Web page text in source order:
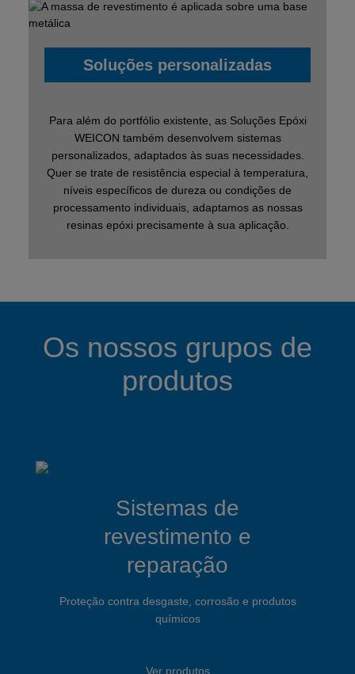
Soluções personalizadas
Para além do portfólio existente, as Soluções Epóxi
WEICON também desenvolvem sistemas
personalizados, adaptados às suas necessidades.
Quer se trate de resistência especial à temperatura,
níveis específicos de dureza ou condições de
processamento individuais, adaptamos as nossas
resinas epóxi precisamente à sua aplicação.
Os nossos grupos de
produtos
Sistemas de
revestimento e
reparação
Proteção contra desgaste, corrosão e produtos
químicos
Ver produtos